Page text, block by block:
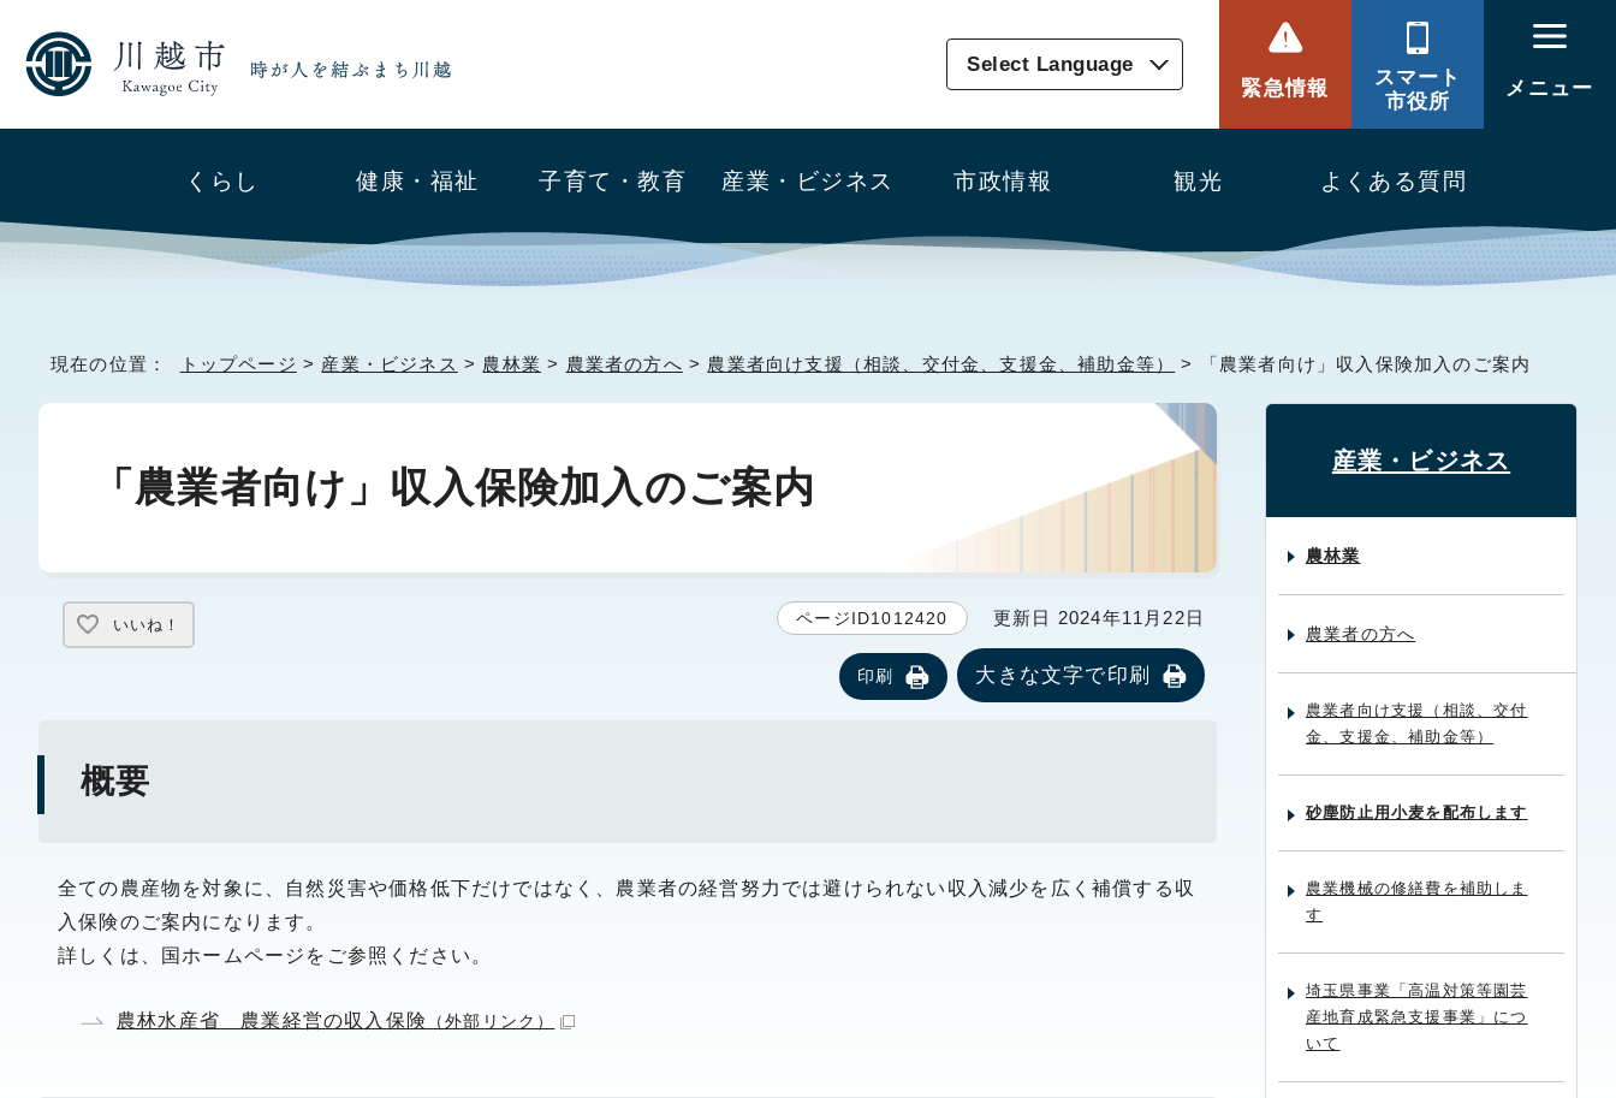
Select Language
緊急情報
スマート
市役所
メニュー
くらし 健康・福祉 子育て・教育 産業・ビジネス 市政情報 観光 よくある質問
現在の位置： トップページ > 産業・ビジネス > 農林業 > 農業者の方へ > 農業者向け支援（相談、交付金、支援金、補助金等） > 「農業者向け」収入保険加入のご案内
「農業者向け」収入保険加入のご案内
いいね！ ページID1012420 更新日 2024年11月22日
印刷 大きな文字で印刷
概要
全ての農産物を対象に、自然災害や価格低下だけではなく、農業者の経営努力では避けられない収入減少を広く補償する収
入保険のご案内になります。
詳しくは、国ホームページをご参照ください。
農林水産省 農業経営の収入保険 （外部リンク）
産業・ビジネス
農林業
農業者の方へ
農業者向け支援（相談、交付
金、支援金、補助金等）
砂塵防止用小麦を配布します
農業機械の修繕費を補助しま
す
埼玉県事業「高温対策等園芸
産地育成緊急支援事業」につ
いて